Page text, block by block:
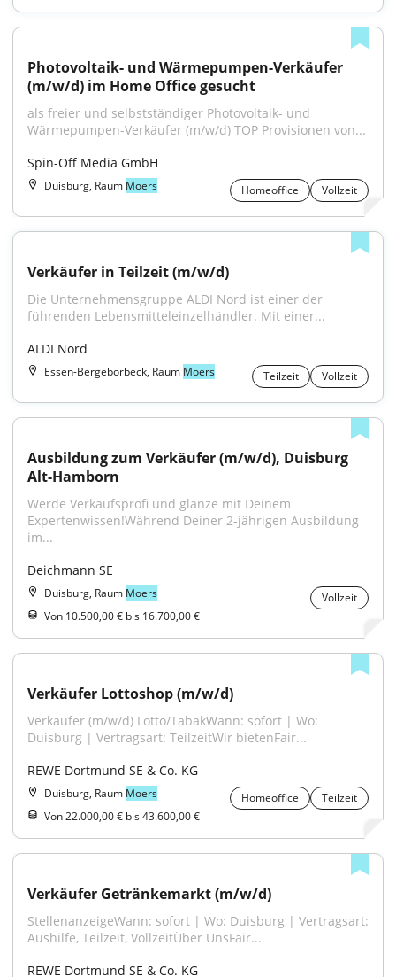
Photovoltaik- und Wärmepumpen-Verkäufer
(m/w/d) im Home Office gesucht
als freier und selbstständiger Photovoltaik- und
Wärmepumpen-Verkäufer (m/w/d) TOP Provisionen von...
Spin-Off Media GmbH
Duisburg, Raum Moers Homeoffice Vollzeit
Verkäufer in Teilzeit (m/w/d)
Die Unternehmensgruppe ALDI Nord ist einer der
führenden Lebensmitteleinzelhändler. Mit einer...
ALDI Nord
Essen-Bergeborbeck, Raum Moers Teilzeit Vollzeit
Ausbildung zum Verkäufer (m/w/d), Duisburg
Alt-Hamborn
Werde Verkaufsprofi und glänze mit Deinem
Expertenwissen!Während Deiner 2-jährigen Ausbildung
im...
Deichmann SE
Duisburg, Raum Moers
Vollzeit
Von 10.500,00 € bis 16.700,00 €
Verkäufer Lottoshop (m/w/d)
Verkäufer (m/w/d) Lotto/TabakWann: sofort | Wo:
Duisburg | Vertragsart: TeilzeitWir bietenFair...
REWE Dortmund SE & Co. KG
Duisburg, Raum Moers Homeoffice
Teilzeit
Von 22.000,00 € bis 43.600,00 €
Verkäufer Getränkemarkt (m/w/d)
StellenanzeigeWann: sofort | Wo: Duisburg | Vertragsart:
Aushilfe, Teilzeit, VollzeitÜber UnsFair...
REWE Dortmund SE & Co. KG